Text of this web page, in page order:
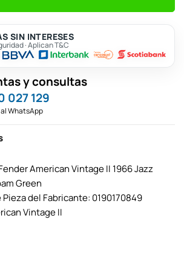
SIN INTERESES
· Aplican T&C
y consultas
027 129
WhatsApp
American Vintage II 1966 Jazz
Green
Pieza del Fabricante: 0190170849
Vintage II